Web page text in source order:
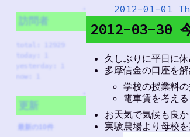
訪問者
total: 12929
today: 1
yesterday: 1
now: 1
更新
最新の10件
2012-01-01
2012-03-30
久しぶりに平日に
多摩信金の口座を
学校の授業料
電車賃を考え
お天気で気候も良
実験農場より母校